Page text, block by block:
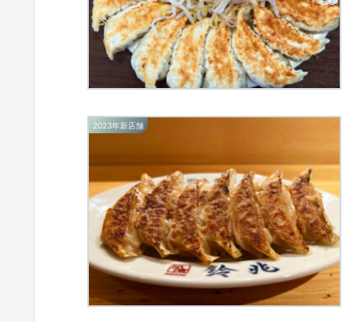
2023年新店舗